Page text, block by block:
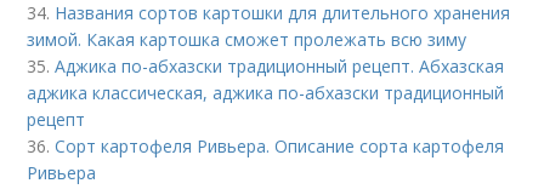
34. Названия сортов картошки для длительного хранения
зимой. Какая картошка сможет пролежать всю зиму
35.Аджика по-абхазски традиционный рецепт. Абхазская
аджика классическая, аджика по-абхазски традиционный
рецепт
36.Сорт картофеля Ривьера. Описание сорта картофеля
Ривьера